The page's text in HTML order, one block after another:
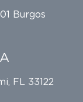
Burgos
FL 33122